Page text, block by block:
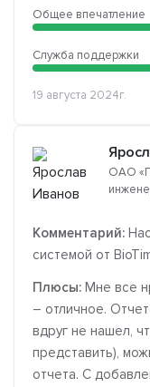
Общее впечатление
Служба поддержки
19 августа 2024г.
ОАО
Комментарий:
системой от
Плюсы: Мне все
– отличное.
вдруг не нашел,
представить),
отчета. С